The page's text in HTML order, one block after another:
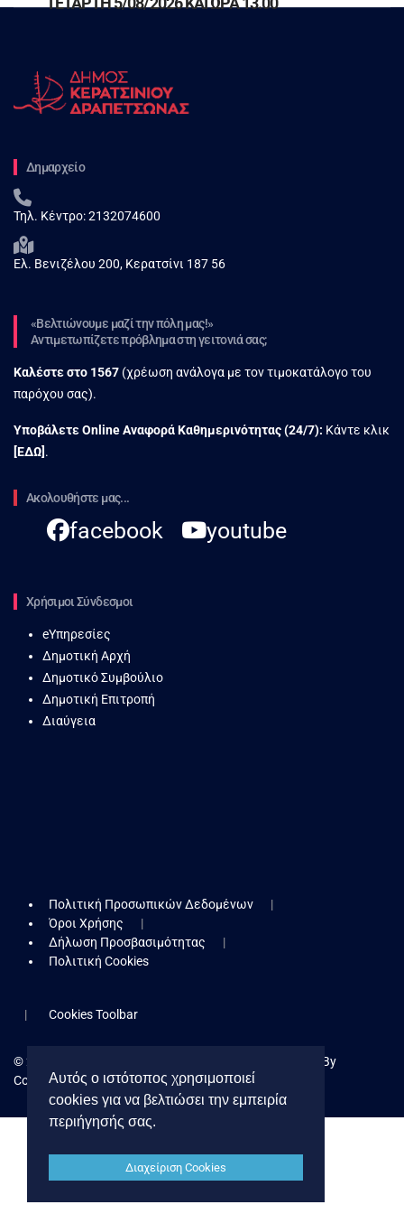
Δημαρχείο
Τηλ. Κέντρο:2132074600
Ελ. Βενιζέλου 200, Κερατσίνι 187 56
«Βελτιώνουμε μαζί την πόλη μας!»
Αντιμετωπίζετε πρόβλημα στη γειτονιά σας;
Καλέστε στο 1567 (χρέωση ανάλογα με τον τιμοκατάλογο του
παρόχου σας).
Υποβάλετε Online Αναφορά Kαθημερινότητας (24/7): Κάντε κλικ
[ΕΔΩ] .
Ακολουθήστε μας...
facebook youtube
Χρήσιμοι Σύνδεσμοι
eΥπηρεσίες
Δημοτική Αρχή
Δημοτικό Συμβούλιο
Δημοτική Επιτροπή
Διαύγεια
Πολιτική Προσωπικών Δεδομένων
Όροι Χρήσης
Δήλωση Προσβασιμότητας
Πολιτική Cookies
Cookies Toolbar
© 2026 Δήμος Κερατσινίου - Δραπετσώνας. Powered By
Collectives S.A.
Αυτός ο ιστότοπος χρησιμοποιεί
cookies για να βελτιώσει την εμπειρία
περιήγησής σας.
Διαχείριση Cookies